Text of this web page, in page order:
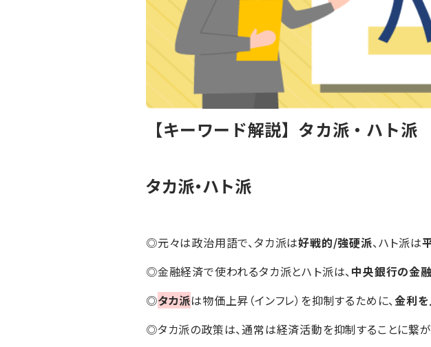
【キーワード解説】タカ派・ハト派
タカ派・ハト派
◎元々は政治用語で、タカ派は好戦的/強硬派、ハト派は
◎金融経済で使われるタカ派とハト派は、中央銀行の金
◎タカ派は物価上昇（インフレ）を抑制するために、金利
◎タカ派の政策は、通常は経済活動を抑制することに繋が